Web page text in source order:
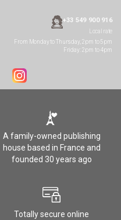
+33 549 900 916
Local rate
From Monday to Thursday, 2pm to 5pm
Friday: 2pm to 4pm
A family-owned publishing
house based in France and
founded 30 years ago
Totally secure online